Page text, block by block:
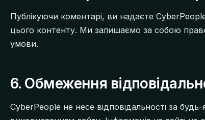
Публікуючи коментарі, ви надаєте
цього контенту. Ми залишаємо за собою
умови.
6. Обмеження
CyberPeople не несе відповідальності за